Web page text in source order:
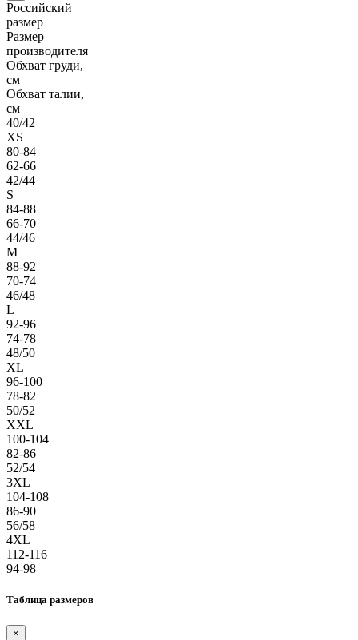
Российский
размер
Размер
производителя
Обхват груди,
см
Обхват талии,
см
40/42
XS
80-84
62-66
42/44
S
84-88
66-70
44/46
M
88-92
70-74
46/48
L
92-96
74-78
48/50
XL
96-100
78-82
50/52
XXL
100-104
82-86
52/54
3XL
104-108
86-90
56/58
4XL
112-116
94-98
Таблица размеров
×